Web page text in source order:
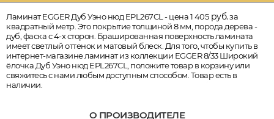
Ламинат EGGER Дуб Уэно нюд EPL267CL - цена 1 405руб.за
квадратный метр. Это покрытие толщиной 8 мм, порода дерева -
дуб, фаска с 4-х сторон. Брашированная поверхность ламината
имеет светлый оттенок и матовый блеск. Для того, чтобы купить в
интернет-магазине ламинат из коллекции EGGER 8/33 Широкий
ёлочка Дуб Уэно нюд EPL267CL, положите товар в корзину или
свяжитесь с нами любым доступным способом. Товар есть в
наличии.
О ПРОИЗВОДИТЕЛЕ